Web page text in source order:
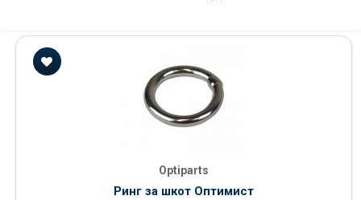
Optiparts
Ринг за шкот Оптимист